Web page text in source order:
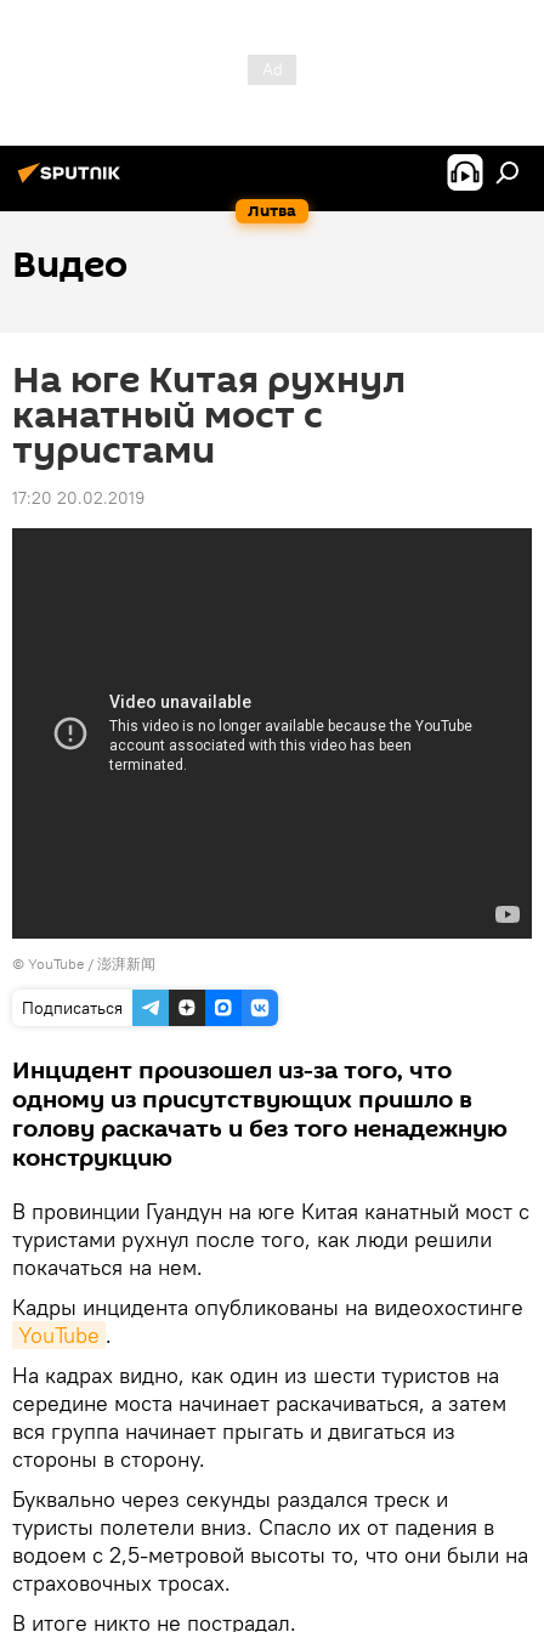
Литва
Видео
На юге Китая рухнул
канатный мост с
туристами
17:20 20.02.2019
© YouTube / 澎湃新闻
Подписаться
Инцидент произошел из-за того, что
одному из присутствующих пришло в
голову раскачать и без того ненадежную
конструкцию
В провинции Гуандун на юге Китая канатный мост с
туристами рухнул после того, как люди решили
покачаться на нем.
Кадры инцидента опубликованы на видеохостинге
YouTube .
На кадрах видно, как один из шести туристов на
середине моста начинает раскачиваться, а затем
вся группа начинает прыгать и двигаться из
стороны в сторону.
Буквально через секунды раздался треск и
туристы полетели вниз. Спасло их от падения в
водоем с 2,5-метровой высоты то, что они были на
страховочных тросах.
В итоге никто не пострадал.